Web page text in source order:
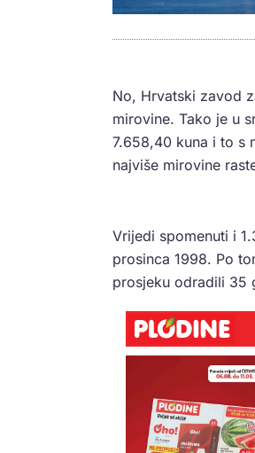
No, Hrvatski zavod
mirovine. Tako je u
7.658,40 kuna i to s
najviše mirovine
Vrijedi spomenuti i
prosinca 1998. Po
prosjeku odradili 35